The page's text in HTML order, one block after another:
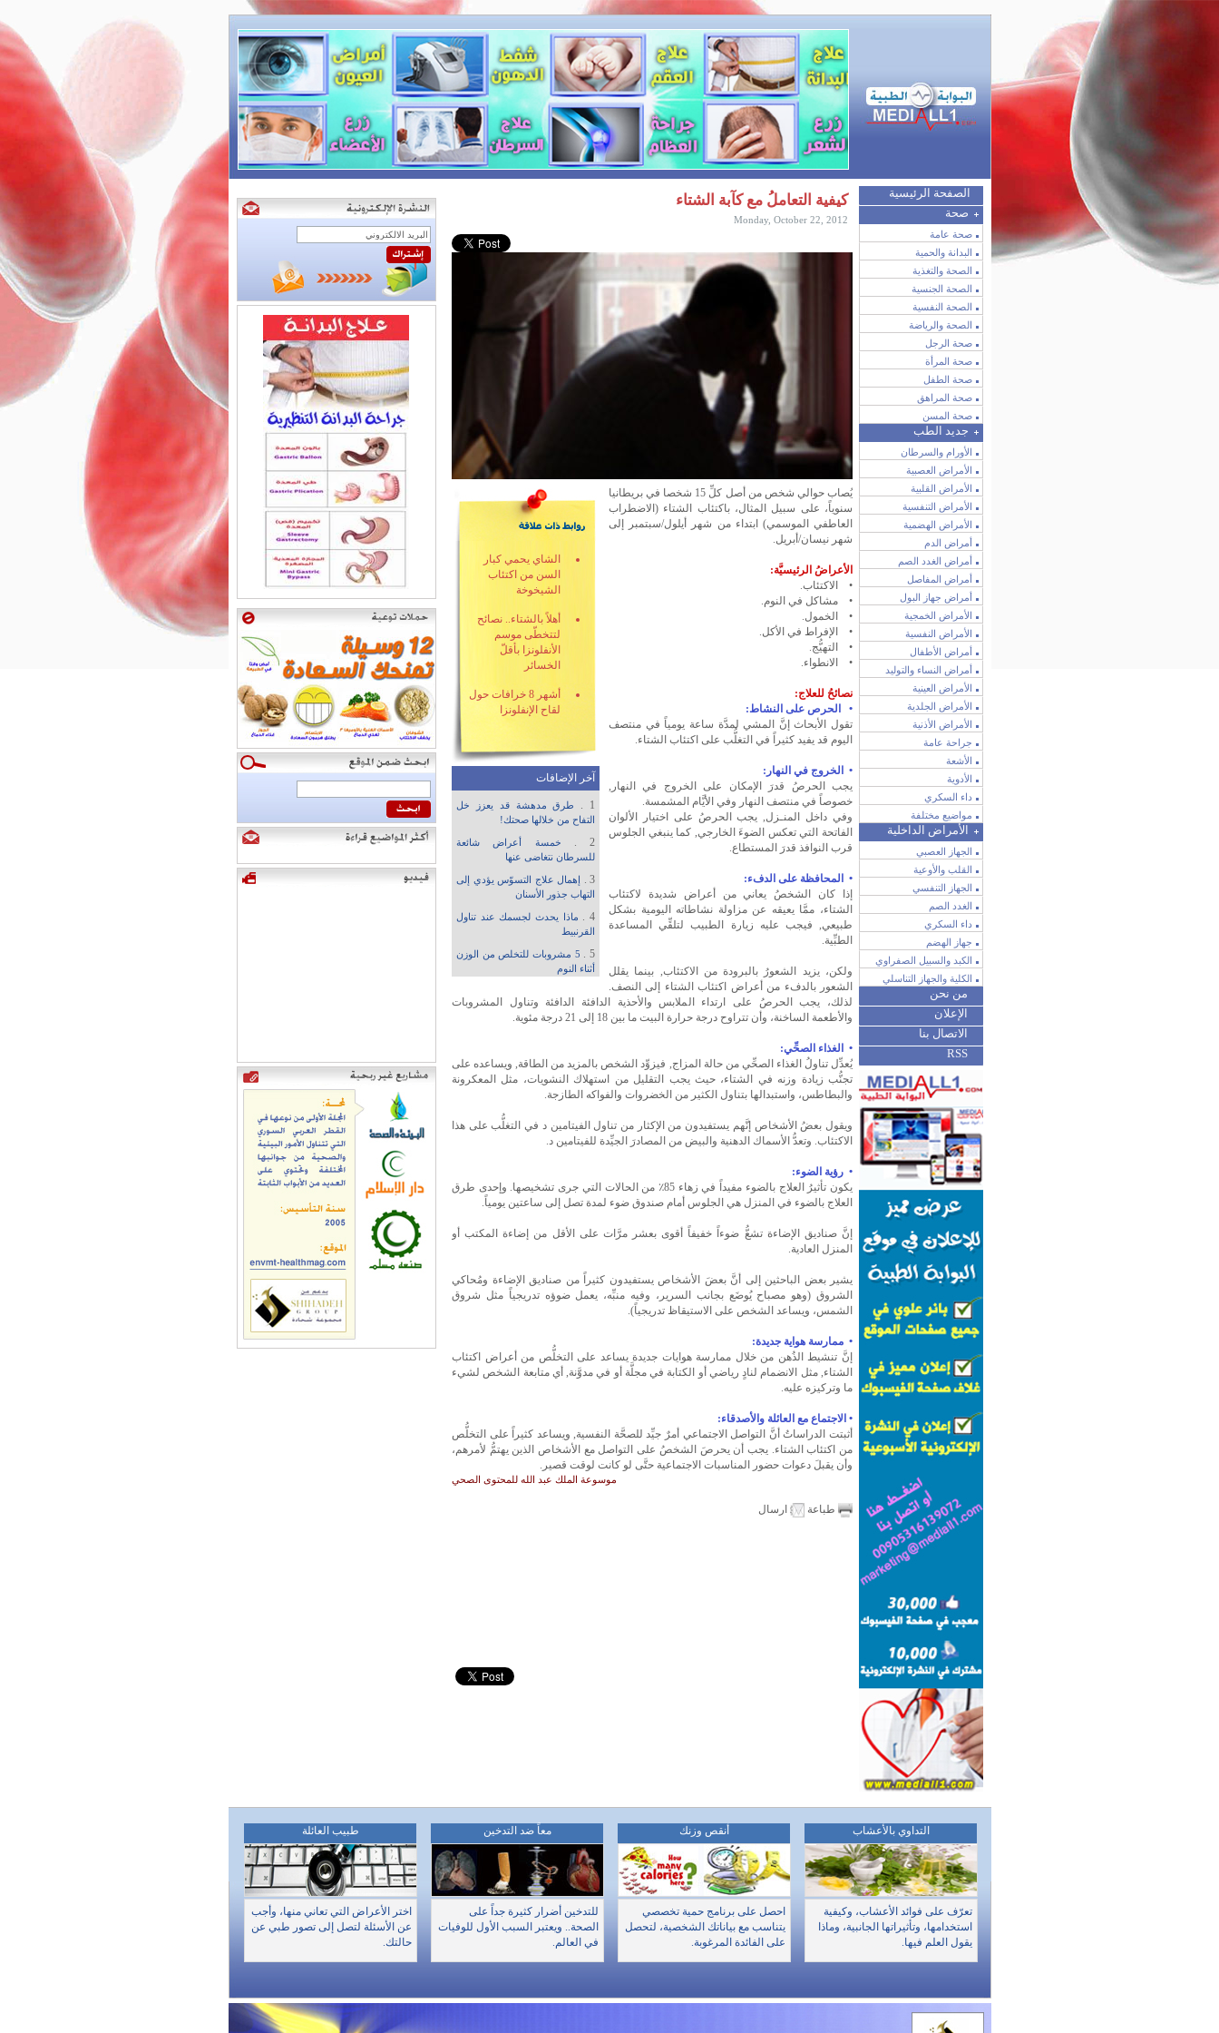
الصفحة الرئيسية
صحة
صحة عامة
البدانة والحمية
الصحة والتغذية
الصحة الجنسية
الصحة النفسية
الصحة والرياضة
صحة الرجل
صحة المرأة
صحة الطفل
صحة المراهق
صحة المسن
جديد الطب
الأورام والسرطان
الأمراض العصبية
الأمراض القلبية
الأمراض التنفسية
الأمراض الهضمية
أمراض الدم
أمراض الغدد الصم
أمراض المفاصل
أمراض جهاز البول
الأمراض الخمجية
الأمراض النفسية
أمراض الأطفال
أمراض النساء والتوليد
الأمراض العينية
الأمراض الجلدية
الأمراض الأذنية
جراحة عامة
الأشعة
الأدوية
داء السكري
مواضيع مختلفة
الأمراض الداخلية
الجهاز العصبي
القلب والأوعية
الجهاز التنفسي
الغدد الصم
داء السكري
جهاز الهضم
الكبد والسبيل الصفراوي
الكلية والجهاز التناسلي
من نحن
الإعلان
الاتصال بنا
RSS
كيفية التعاملُ مع كآبة الشتاء
Monday, October 22, 2012
الشاي يحمي كبار
السن من اكتئاب
الشيخوخة
أهلاً بالشتاء.. نصائح
لتتخطّى موسم
الأنفلونزا بأقلّ
الخسائر
أشهر 8 خرافات حول
لقاح الإنفلونزا
آخر الإضافات
1 .
طرق مدهشة قد يعزز خل
التفاح من خلالها صحتك!
2 .
خمسة أعراض شائعة
للسرطان نتغاضى عنها
3 .
إهمال علاج التسوّس يؤدي إلى
التهاب جذور الأسنان
4 .
ماذا يحدث لجسمك عند تناول
القرنبيط
5 .
5 مشروبات للتخلص من الوزن
أثناء النوم
يُصاب حوالي شخص من أصل كلِّ 15 شخصا في بريطانيا
سنوياً، على سبيل المثال، باكتئاب الشتاء (الاضطراب
العاطفي الموسمي) ابتداء من شهر أيلول/سبتمبر إلى
شهر نيسان/أبريل.
الأعراضُ الرئيسيَّة:
• الاكتئاب.
• مشاكل في النوم.
• الخمول.
• الإفراط في الأكل.
• التهيُّج.
• الانطواء.
نصائحُ للعلاج:
• الحرص على النشاط:
تقول الأبحاث إنَّ المشي لمدَّة ساعة يومياً في منتصف
اليوم قد يفيد كثيراً في التغلُّب على اكتئاب الشتاء.
•
الخروج في النهار:
يجب الحرصُ قدرَ الإمكان على الخروج في النهار,
خصوصاً في منتصف النهار وفي الأيَّام المشمسة.
وفي داخل المنـزل, يجب الحرصُ على اختيار الألوان
الفاتحة التي تعكس الضوءَ الخارجي, كما ينبغي الجلوس
قرب النوافذ قدرَ المستطاع.
• المحافظة على الدفء:
إذا كان الشخصُ يعاني من أعراض شديدة لاكتئاب
الشتاء، ممَّا يعيقه عن مزاولة نشاطاته اليومية بشكل
طبيعي, فيجب عليه زيارة الطبيب لتلقِّي المساعدة
الطبِّية.
ولكن، يزيد الشعورُ بالبرودة من الاكتئاب, بينما يقلل
الشعور بالدفء من أعراض اكتئاب الشتاء إلى النصف.
لذلك، يجب الحرصُ على ارتداء الملابس والأحذية الدافئة الدافئة وتناول المشروبات
والأطعمة الساخنة، وأن تتراوح درجة حرارة البيت ما بين 18 إلى 21 درجة مئوية.
• الغذاء الصحِّي:
يُعدِّل تناولُ الغذاء الصحِّي من حالة المزاج, فيزوِّد الشخص بالمزيد من الطاقة, ويساعده على
تجنُّب زيادة وزنه في الشتاء، حيث يجب التقليل من استهلاك النشويات، مثل المعكرونة
والبطاطس، واستبدالها بتناول الكثير من الخضروات والفواكه الطازجة.
ويقول بعضُ الأشخاص إنَّهم يستفيدون من الإكثار من تناول الفيتامين د في التغلُّب على هذا
الاكتئاب. وتعدُّ الأسماك الدهنية والبيض من المصادرَ الجيِّدة للفيتامين د.
• رؤية الضوء:
يكون تأثيرُ العلاج بالضوء مفيداً في زهاء 85٪ من الحالات التي جرى تشخيصها. وإحدى طرق
العلاج بالضوء في المنزل هي الجلوس أمام صندوق ضوء لمدة تصل إلى ساعتين يومياً.
إنَّ صناديق الإضاءة تشعُّ ضوءاً خفيفاً أقوى بعشر مرَّات على الأقل من إضاءة المكتب أو
المنزل العادية.
يشير بعض الباحثين إلى أنَّ بعضَ الأشخاص يستفيدون كثيراً من صناديق الإضاءة ومُحاكي
الشروق (وهو مصباح يُوضَع بجانب السرير، وفيه منبِّه، يعمل ضوؤه تدريجياً مثل شروق
الشمس، ويساعد الشخص على الاستيقاظ تدريجياً).
• ممارسة هواية جديدة:
إنَّ تنشيط الذُهن من خلال ممارسة هوايات جديدة يساعد على التخلُّص من أعراض اكتئاب
الشتاء, مثل الانضمام لنادٍ رياضي أو الكتابة في مجلَّة أو في مدوَّنة, أي متابعة الشخص لشيء
ما وتركيزه عليه.
• الاجتماع مع العائلة والأصدقاء:
أثبتت الدراساتُ أنَّ التواصل الاجتماعي أمرٌ جيِّد للصحَّة النفسية, ويساعد كثيراً على التخلُّص
من اكتئاب الشتاء. يجب أن يحرصَ الشخصُ على التواصل مع الأشخاص الذين يهتمُّ لأمرهم،
وأن يقبلَ دعوات حضور المناسبات الاجتماعية حتَّى لو كانت لوقت قصير.
موسوعة الملك عبد الله للمحتوى الصحي
طباعة ارسال
طبيب العائلة
اختر الأعراض التي تعاني منها، وأجب
عن الأسئلة لتصل إلى تصور طبي عن
حالتك.
معاً ضد التدخين
للتدخين أضرار كثيرة جداً على
الصحة.. ويعتبر السبب الأول للوفيات
في العالم.
أنقص وزنك
احصل على برنامج حمية تخصصي
يتناسب مع بياناتك الشخصية، لتحصل
على الفائدة المرغوبة.
التداوي بالأعشاب
تعرّف على فوائد الأعشاب، وكيفية
استخدامها، وتأثيراتها الجانبية، وماذا
يقول العلم فيها.